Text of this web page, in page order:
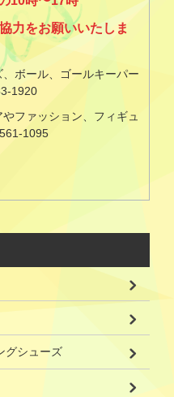
力をお願いいたしま
ボール、ゴールキーパー
1920
ファッション、フィギュ
1095
グシューズ